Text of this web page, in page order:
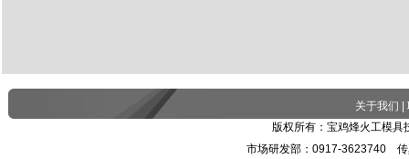
关于我们
版权所有：宝鸡烽火工模具
市场研发部：0917-3623740